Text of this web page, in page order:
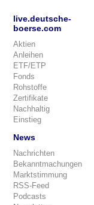
live.deutsche-
boerse.com
Aktien
Anleihen
ETF/ETP
Fonds
Rohstoffe
Zertifikate
Nachhaltig
Einstieg
News
Nachrichten
Bekanntmachungen
Marktstimmung
RSS-Feed
Podcasts